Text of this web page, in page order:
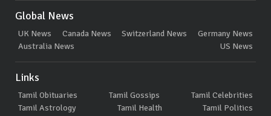
Global News
UK News Canada News Switzerland News
Germany News
Australia News
US News
Links
Tamil Obituaries Tamil Gossips
Tamil Celebrities
Tamil Astrology
Tamil Health Tamil Politics